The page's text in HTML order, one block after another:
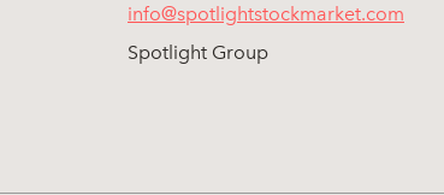
info@spotlightstockmarket.com
Spotlight Group